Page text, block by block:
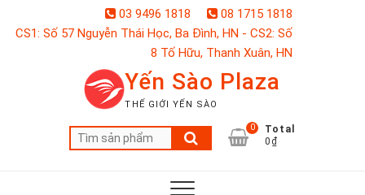
03 9496 1818
08 1715 1818
CS1: Số 57 Nguyễn Thái Học, Ba Đình, HN - CS2: Số
8 Tố Hữu, Thanh Xuân, HN
Yến Sào Plaza
THẾ GIỚI YẾN SÀO
Tìm
kiếm:
0
Total
0₫